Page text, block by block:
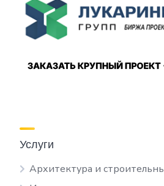
Услуги
Архитектура и